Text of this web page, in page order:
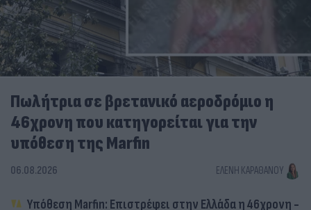
Πωλήτρια σε βρετανικό αεροδρόμιο η
46χρονη που κατηγορείται για την
υπόθεση της Marfin
06.08.2026 ΕΛΈΝΗ ΚΑΡΑΘΆΝΟΥ
Υπόθεση Marfin: Επιστρέφει στην Ελλάδα η 46χρονη -